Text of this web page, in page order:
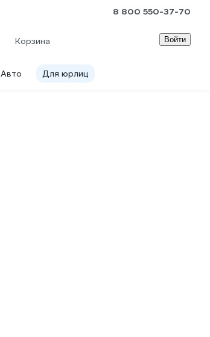
8 800 550-37-70
Корзина Войти
Авто Для юрлиц